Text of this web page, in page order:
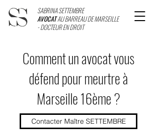
SABRINA SETTEMBRE
AVOCATAU BARREAU DE MARSEILLE
- DOCTEUR EN DROIT
Comment un avocat vous
défend pour meurtre à
Marseille 16ème ?
Contacter Maître SETTEMBRE